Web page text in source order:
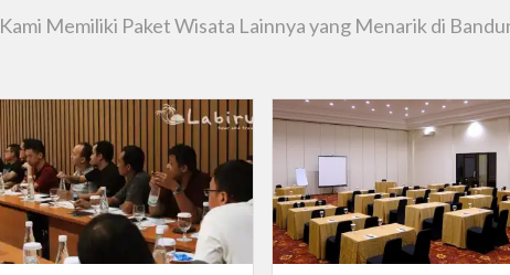
Kami Memiliki Paket Wisata Lainnya yang Menarik di